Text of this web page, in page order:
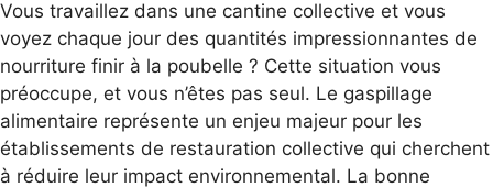
Vous travaillez dans une cantine collective et vous
voyez chaque jour des quantités impressionnantes de
nourriture finir à la poubelle ? Cette situation vous
préoccupe, et vous n’êtes pas seul. Le gaspillage
alimentaire représente un enjeu majeur pour les
établissements de restauration collective qui cherchent
à réduire leur impact environnemental. La bonne